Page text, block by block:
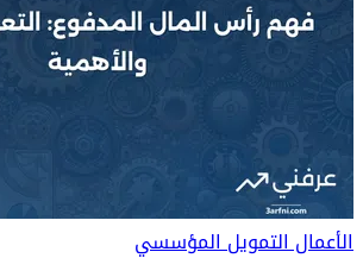
الأعمالالتمويل المؤسسي